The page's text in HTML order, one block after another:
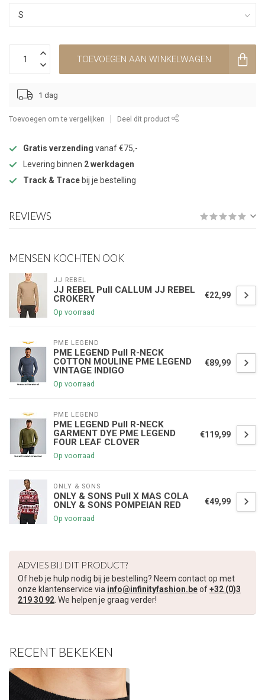
TOEVOEGEN AAN WINKELWAGEN
1 dag
Toevoegen om te vergelijken Deel dit product
Gratis verzending vanaf €75,-
Levering binnen 2 werkdagen
Track & Trace bij je bestelling
REVIEWS
MENSEN KOCHTEN OOK
JJ REBEL
JJ REBEL Pull CALLUM JJ REBEL
CROKERY
Op voorraad
€22,99
PME LEGEND
PME LEGEND Pull R-NECK
COTTON MOULINE PME LEGEND
VINTAGE INDIGO
Op voorraad
€89,99
PME LEGEND
PME LEGEND Pull R-NECK
GARMENT DYE PME LEGEND
FOUR LEAF CLOVER
Op voorraad
€119,99
ONLY & SONS
ONLY & SONS Pull X MAS COLA
ONLY & SONS POMPEIAN RED
Op voorraad
€49,99
ADVIES BIJ DIT PRODUCT?
Of heb je hulp nodig bij je bestelling? Neem contact op met
onze klantenservice via info@infinityfashion.beof+32 (0)3
219 30 92. We helpen je graag verder!
RECENT BEKEKEN
Schrijf je in voor onze nieuwsbrief om op de hoogte te blijven
over onze nieuwe collectie, en ontvang5 euro kortingop je
volgende aankoop! 😀